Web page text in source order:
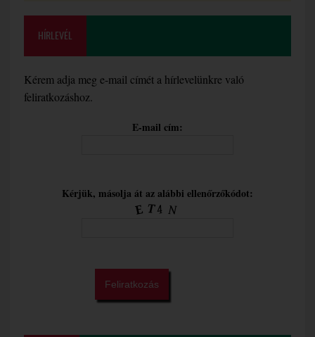
HÍRLEVÉL
Kérem adja meg e-mail címét a hírlevelünkre való
feliratkozáshoz.
E-mail cím:
Kérjük, másolja át az alábbi ellenőrzőkódot: